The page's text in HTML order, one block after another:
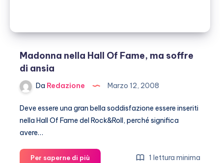
Madonna nella Hall Of Fame, ma soffre
di ansia
Da Redazione Marzo 12, 2008
Deve essere una gran bella soddisfazione essere inseriti
nella Hall Of Fame del Rock&Roll, perché significa
avere…
Per saperne di più 1 lettura minima